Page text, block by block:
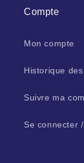
Compte
Mon compte
Historique
Suivre ma
Se connecter